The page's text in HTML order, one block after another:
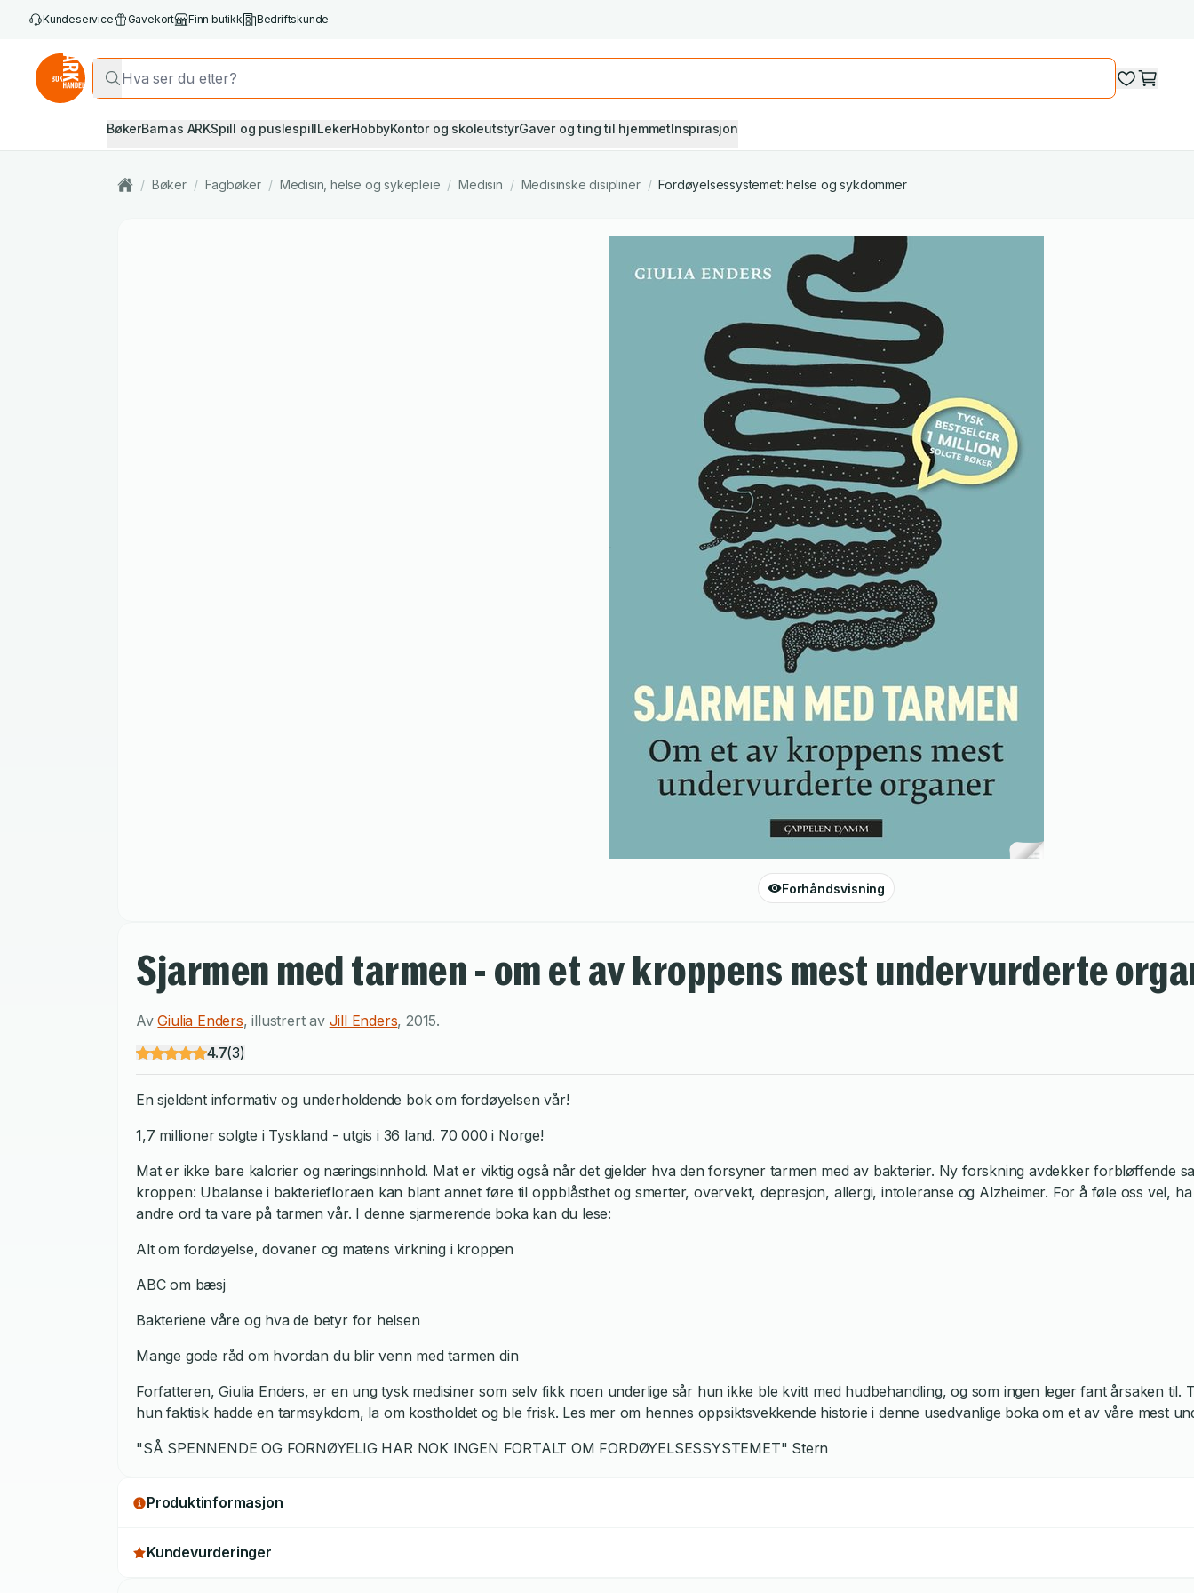
Kundeservice Gavekort Finn butikk Bedriftskunde
BøkerBarnas ARKSpill og puslespillLekerHobbyKontor og skoleutstyrGaver og ting til hjemmetInspirasjon
/ Bøker / Fagbøker / Medisin, helse og sykepleie / Medisin / Medisinske disipliner / Fordøyelsessystemet: helse og sykdommer
Forhåndsvisning
Sjarmen med tarmen - om et av kroppens mest undervurderte
AvGiulia Enders,illustrert av Jill Enders,2015.
4.7(3)
En sjeldent informativ og underholdende bok om fordøyelsen vår!
1,7 millioner solgte i Tyskland - utgis i 36 land. 70 000 i Norge!
Mat er ikke bare kalorier og næringsinnhold. Mat er viktig også når det gjelder hva den forsyner tarmen med av bakterier. Ny forskning avdekker forbløffende
kroppen: Ubalanse i bakteriefloraen kan blant annet føre til oppblåsthet og smerter, overvekt, depresjon, allergi, intoleranse og Alzheimer. For å føle oss vel,
andre ord ta vare på tarmen vår. I denne sjarmerende boka kan du lese:
Alt om fordøyelse, dovaner og matens virkning i kroppen
ABC om bæsj
Bakteriene våre og hva de betyr for helsen
Mange gode råd om hvordan du blir venn med tarmen din
Forfatteren, Giulia Enders, er en ung tysk medisiner som selv fikk noen underlige sår hun ikke ble kvitt med hudbehandling, og som ingen leger fant årsaken
hun faktisk hadde en tarmsykdom, la om kostholdet og ble frisk. Les mer om hennes oppsiktsvekkende historie i denne usedvanlige boka om et av våre mest
"SÅ SPENNENDE OG FORNØYELIG HAR NOK INGEN FORTALT OM FORDØYELSESSYSTEMET" Stern
Produktinformasjon
Kundevurderinger